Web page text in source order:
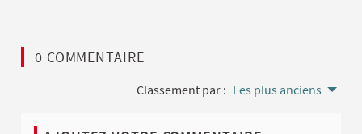
0 COMMENTAIRE
Classement par : Les plus anciens